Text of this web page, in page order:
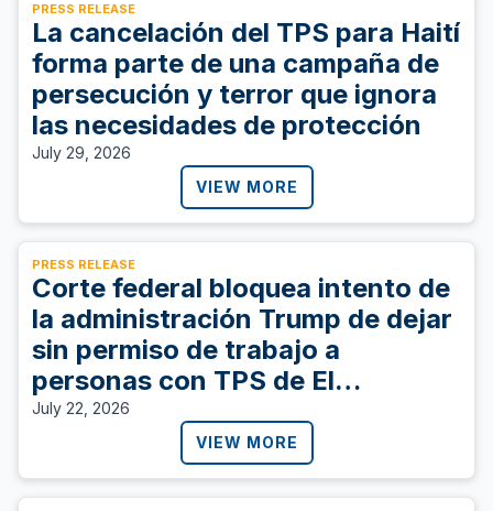
PRESS RELEASE
La cancelación del TPS para Haití
forma parte de una campaña de
persecución y terror que ignora
las necesidades de protección
July 29, 2026
VIEW MORE
PRESS RELEASE
Corte federal bloquea intento de
la administración Trump de dejar
sin permiso de trabajo a
personas con TPS de El
Salvador, Sudán, y Ucrania
July 22, 2026
VIEW MORE